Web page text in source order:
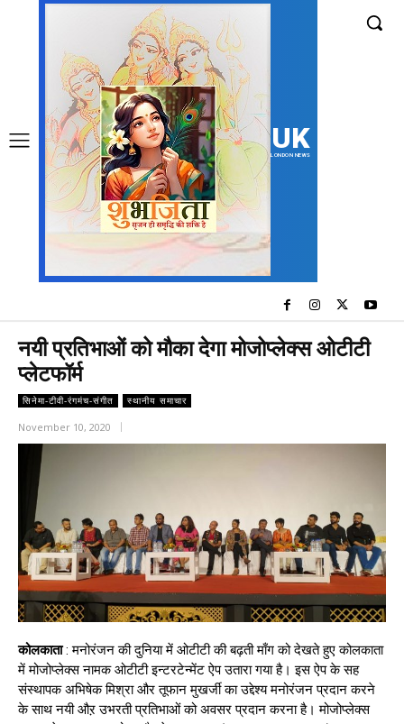
UK
LONDON NEWS
नयी प्रतिभाओं को मौका देगा मोजोप्लेक्स ओटीटी
प्लेटफॉर्म
सिनेमा-टीवी-रंगमंच-संगीत स्थानीय समाचार
November 10, 2020
कोलकाता: मनोरंजन की दुनिया में ओटीटी की बढ़ती माँग को देखते हुए कोलकाता
में मोजोप्लेक्स नामक ओटीटी इन्टरटेन्मेंट ऐप उतारा गया है। इस ऐप के सह
संस्थापक अभिषेक मिश्रा और तूफान मुखर्जी का उद्देश्य मनोरंजन प्रदान करने
के साथ नयी औऱ उभरती प्रतिभाओं को अवसर प्रदान करना है। मोजोप्लेक्स